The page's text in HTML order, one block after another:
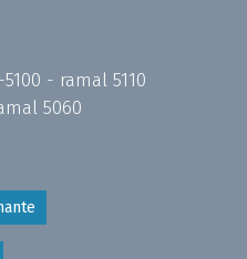
5100 - ramal 5110
5060